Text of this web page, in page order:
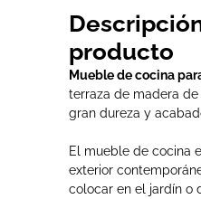
producto
Mueble de cocina
terraza de madera
gran dureza y
El mueble de cocina
exterior
colocar en el jardín o